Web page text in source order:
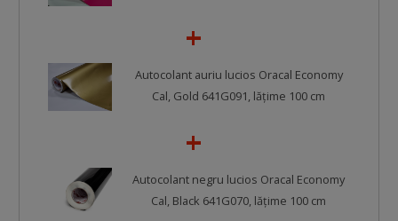
Autocolant auriu lucios Oracal Economy
Cal, Gold 641G091, lățime 100 cm
Autocolant negru lucios Oracal Economy
Cal, Black 641G070, lățime 100 cm